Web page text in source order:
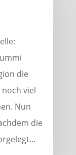
die
viel
Nun
die